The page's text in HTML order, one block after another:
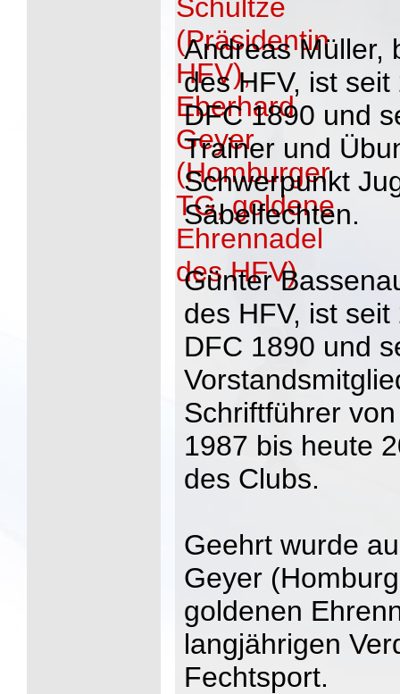
Andreas Müller,
des HFV, ist
DFC 1890 und
Trainer und
Schwerpunkt
Säbelfechten.
Günter
des HFV, ist
DFC 1890 und
Schriftführer
1987 bis heute
des Clubs.
Geehrt wurde
Geyer
goldenen
langjährigen
Fechtsport.